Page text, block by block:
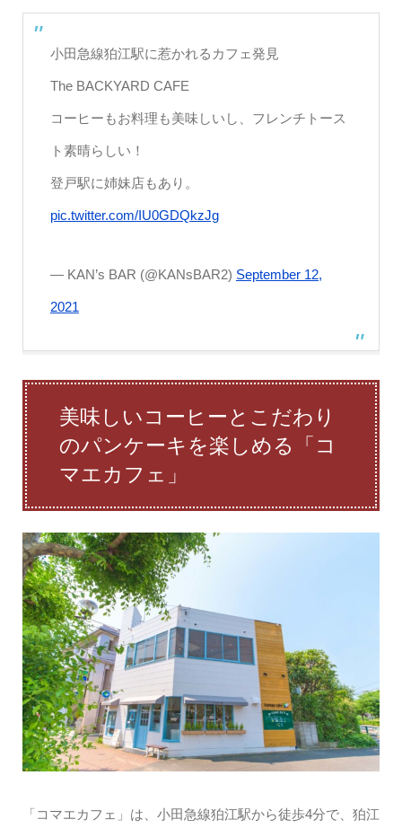
小田急線狛江駅に惹かれるカフェ発見
The BACKYARD CAFE
コーヒーもお料理も美味しいし、フレンチトース
ト素晴らしい！
登戸駅に姉妹店もあり。
pic.twitter.com/IU0GDQkzJg
— KAN’s BAR (@KANsBAR2) September 12,
2021
美味しいコーヒーとこだわり
のパンケーキを楽しめる「コ
マエカフェ」
「コマエカフェ」は、小田急線狛江駅から徒歩4分で、狛江